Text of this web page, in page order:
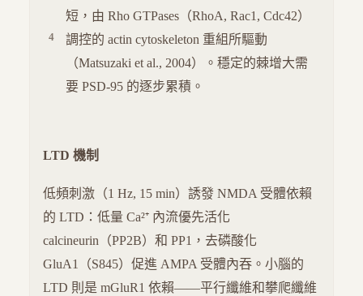
短，由 Rho GTPases（RhoA, Rac1, Cdc42）
調控的 actin cytoskeleton 重組所驅動
（Matsuzaki et al., 2004）。穩定的棘增大需
要 PSD-95 的逐步累積。
LTD 機制
低頻刺激（1 Hz, 15 min）誘發 NMDA 受體依賴
的 LTD：低量 Ca²⁺ 內流優先活化
calcineurin（PP2B）和 PP1，去磷酸化
GluA1（S845）促進 AMPA 受體內吞。小腦的
LTD 則是 mGluR1 依賴——平行纖維和攀爬纖維